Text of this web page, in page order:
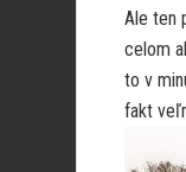
Ale ten
celom
to v
fakt